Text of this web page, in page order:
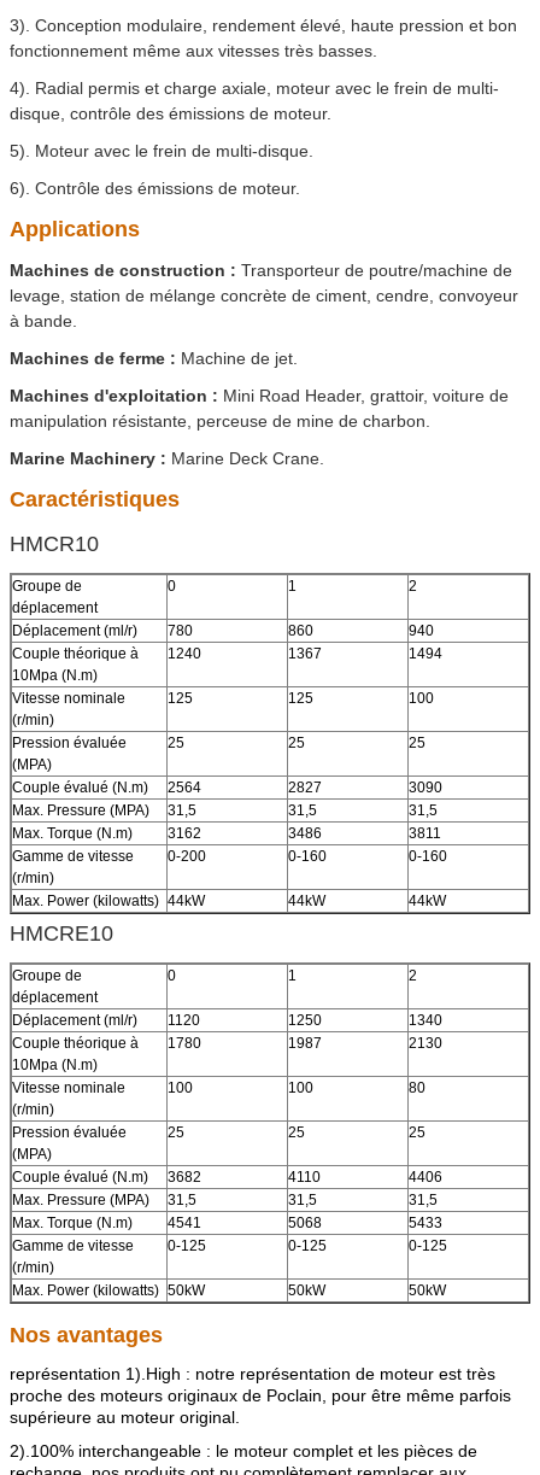
3). Conception modulaire, rendement élevé, haute pression et bon
fonctionnement même aux vitesses très basses.
4). Radial permis et charge axiale, moteur avec le frein de multi-
disque, contrôle des émissions de moteur.
5). Moteur avec le frein de multi-disque.
6). Contrôle des émissions de moteur.
Applications
Machines de construction : Transporteur de poutre/machine de
levage, station de mélange concrète de ciment, cendre, convoyeur
à bande.
Machines de ferme : Machine de jet.
Machines d'exploitation : Mini Road Header, grattoir, voiture de
manipulation résistante, perceuse de mine de charbon.
Marine Machinery : Marine Deck Crane.
Caractéristiques
HMCR10
Groupe de
déplacement
0 1 2
Déplacement (ml/r) 780 860
940
Couple théorique à
10Mpa (N.m)
1240 1367 1494
Vitesse nominale
(r/min)
125 125 100
Pression évaluée
(MPA)
25 25 25
Couple évalué (N.m) 2564 2827
3090
Max. Pressure (MPA)
31,5 31,5
31,5
Max. Torque (N.m)
3162 3486
3811
Gamme de vitesse
(r/min)
0-200 0-160 0-160
Max. Power (kilowatts) 44kW 44kW 44kW
HMCRE10
Groupe de
déplacement
0 1 2
Déplacement (ml/r) 1120 1250
1340
Couple théorique à
10Mpa (N.m)
1780 1987 2130
Vitesse nominale
(r/min)
100 100 80
Pression évaluée
(MPA)
25 25 25
Couple évalué (N.m) 3682 4110
4406
Max. Pressure (MPA)
31,5 31,5
31,5
Max. Torque (N.m)
4541 5068
5433
Gamme de vitesse
(r/min)
0-125 0-125 0-125
Max. Power (kilowatts) 50kW 50kW 50kW
Nos avantages
représentation 1).High : notre représentation de moteur est très
proche des moteurs originaux de Poclain, pour être même parfois
supérieure au moteur original.
2).100% interchangeable : le moteur complet et les pièces de